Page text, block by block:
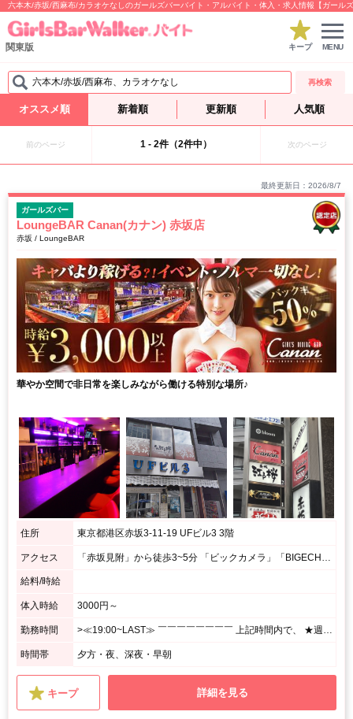
六本木/赤坂/西麻布/カラオケなしのガールズバーバイト・アルバイト・体入・求人情報【ガール
関東版 キープ MENU
六本木/赤坂/西麻布、カラオケなし 再検索
オススメ順 新着順 更新順 人気順
前のページ 1 - 2件（2件中） 次のページ
最終更新日：2026/8/7
ガールズバー
LoungeBAR Canan(カナン) 赤坂店
赤坂 / LoungeBAR
華やか空間で非日常を楽しみながら働ける特別な場所♪
住所 東京都港区赤坂3-11-19 UFビル3 3階
アクセス 「赤坂見附」から徒歩3~5分 「ビックカメラ」「BIGECHO」を直進 「カラオケ館」を左折し「赤坂みすじ通り」を直進 「UF3」というビルの3階です 「赤坂駅」出口1から3~5分 Y字路にある「カラオケ館」を右折 「センチュリオンホテル」を左折し直進 「UF3」というビルの3階です
給料/時給
体入時給 3000円～
勤務時間 >≪19:00~LAST≫ ￣￣￣￣￣￣￣￣ 上記時間内で、 ★週1日、1日3h~OK! <あなたのペースで勤務OK♪> ⌒⌒⌒⌒⌒⌒⌒⌒⌒⌒⌒⌒⌒⌒⌒⌒⌒⌒⌒ 月1回の出勤でもシフト調整OK! シフトの融通がきくので、 プライベート優先で無理せずに働けます☆
時間帯 夕方・夜、深夜・早朝
キープ 詳細を見る